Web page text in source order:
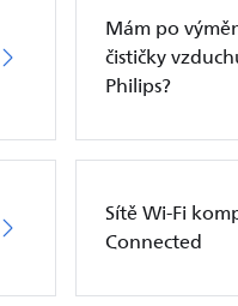
Mám po
čističky
Philips?
Sítě Wi-Fi
Connected